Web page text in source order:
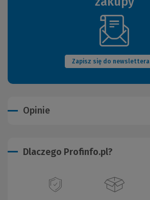
Zapisz się do newslettera
(Nowe
okno)
Opinie
Dlaczego Profinfo.pl?